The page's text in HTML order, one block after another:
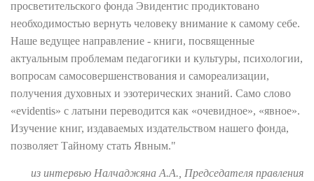
просветительского фонда Эвидентис продиктовано
необходимостью вернуть человеку внимание к самому себе.
Наше ведущее направление - книги, посвященные
актуальным проблемам педагогики и культуры, психологии,
вопросам самосовершенствования и самореализации,
получения духовных и эзотерических знаний. Само слово
«еvidentis» с латыни переводится как «очевидное», «явное».
Изучение книг, издаваемых издательством нашего фонда,
позволяет Тайному стать Явным."
из интервью Налчаджяна А.А., Председателя правления